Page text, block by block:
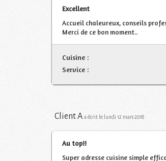
Excellent
Accueil chaleureux, conseils
Merci de ce bon moment..
Cuisine :
Service :
Client A a écrit le lundi 12 mars 2018
Au top!!
Super adresse cuisine simple